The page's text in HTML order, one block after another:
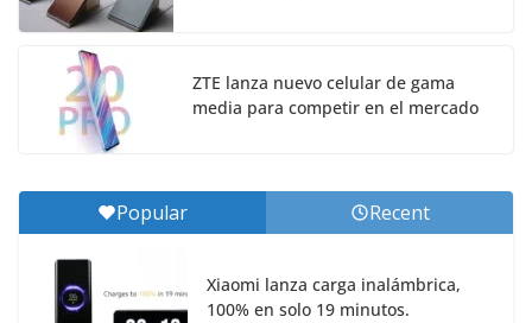
ZTE lanza nuevo celular de gama
media para competir en el mercado
Popular Recent
Xiaomi lanza carga inalámbrica,
100% en solo 19 minutos.